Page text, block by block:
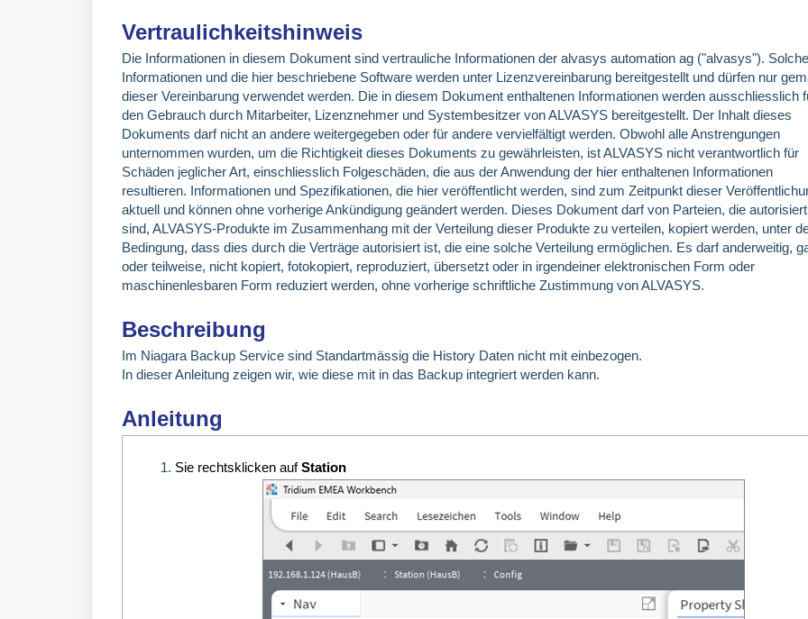
Vertraulichkeitshinweis
Die Informationen in diesem Dokument sind vertrauliche Informationen der alvasys automation ag ("alvasys"). Solche
Informationen und die hier beschriebene Software werden unter Lizenzvereinbarung bereitgestellt und dürfen nur
dieser Vereinbarung verwendet werden. Die in diesem Dokument enthaltenen Informationen werden ausschliesslich
den Gebrauch durch Mitarbeiter, Lizenznehmer und Systembesitzer von ALVASYS bereitgestellt. Der Inhalt dieses
Dokuments darf nicht an andere weitergegeben oder für andere vervielfältigt werden. Obwohl alle Anstrengungen
unternommen wurden, um die Richtigkeit dieses Dokuments zu gewährleisten, ist ALVASYS nicht verantwortlich für
Schäden jeglicher Art, einschliesslich Folgeschäden, die aus der Anwendung der hier enthaltenen Informationen
resultieren. Informationen und Spezifikationen, die hier veröffentlicht werden, sind zum Zeitpunkt dieser
aktuell und können ohne vorherige Ankündigung geändert werden. Dieses Dokument darf von Parteien, die autorisiert
sind, ALVASYS-Produkte im Zusammenhang mit der Verteilung dieser Produkte zu verteilen, kopiert werden, unter
Bedingung, dass dies durch die Verträge autorisiert ist, die eine solche Verteilung ermöglichen. Es darf anderweitig,
oder teilweise, nicht kopiert, fotokopiert, reproduziert, übersetzt oder in irgendeiner elektronischen Form oder
maschinenlesbaren Form reduziert werden, ohne vorherige schriftliche Zustimmung von ALVASYS.
Beschreibung
Im Niagara Backup Service sind Standartmässig die History Daten nicht mit einbezogen.
In dieser Anleitung zeigen wir, wie diese mit in das Backup integriert werden kann.
Anleitung
Sie rechtsklicken aufStation